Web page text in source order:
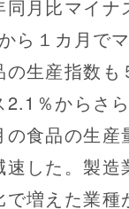
同月比マイ
ら１カ月で
の生産指数
2.1％からさ
の食品の生
速した。製
で増えた業